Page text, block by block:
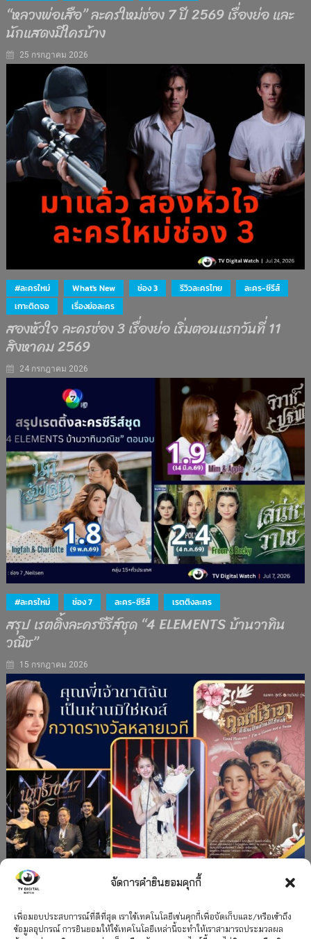
จัดการคำยินยอมคุกกี้
เพื่อมอบประสบการณ์ที่ดีที่สุด เราใช้เทคโนโลยีเช่นคุกกี้เพื่อจัดเก็บและ/หรือเข้าถึง
ข้อมูลอุปกรณ์ การยินยอมให้ใช้เทคโนโลยีเหล่านี้จะทำให้เราสามารถประมวลผล
“หลวงพ่อเสือ” ละครใหม่ช่อง 7 ปี 2569 เรื่องย่อ และ
นักแสดงมีใครบ้าง
25 กรกฎาคม 2026
#ละครใหม่ What's New ช่อง 3 รีวิวละครไทย
ละคร-ซีรีส์
เกาะติดจอ
เรื่องย่อละคร
สองหัวใจ ละครช่อง 3 เรื่องย่อ เริ่มตอนแรกวันที่ 11
สิงหาคม 2569
24 กรกฎาคม 2026
#ละครใหม่ ช่อง 7 ละคร-ซีรีส์ เรตติงละคร
สรุป เรตติ้งละครซีรีส์ชุด “4 ELEMENTS บ้านวาทิน
วณิช”
15 กรกฎาคม 2026
”คุณพี่เจ้าขาดิฉันเป็นห่านมิใช่หงส์” กวาดรางวัล